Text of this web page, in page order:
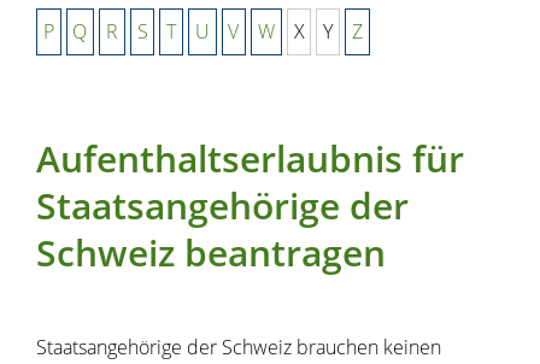
P Q R S T U V W X Y Z
Aufenthaltserlaubnis für
Staatsangehörige der
Schweiz beantragen
Staatsangehörige der Schweiz brauchen keinen